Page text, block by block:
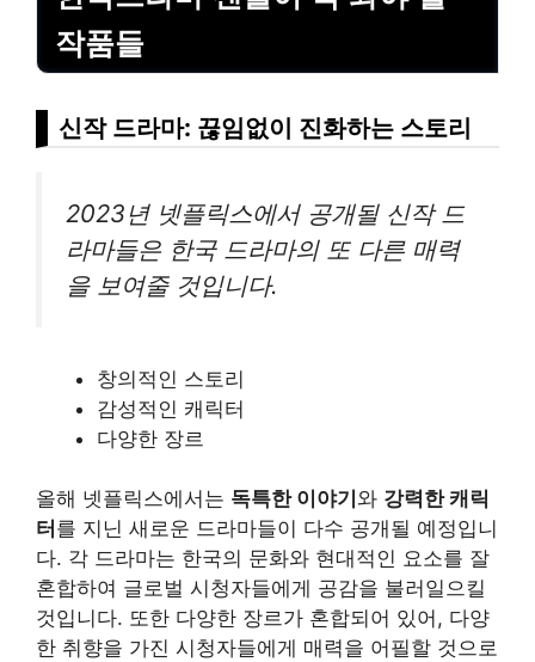
작품들
신작 드라마: 끊임없이 진화하는 스토리
2023년 넷플릭스에서 공개될 신작 드
라마들은 한국 드라마의 또 다른 매력
을 보여줄 것입니다.
창의적인 스토리
감성적인 캐릭터
다양한 장르
올해 넷플릭스에서는 독특한 이야기 와 강력한 캐릭
터 를 지닌 새로운 드라마들이 다수 공개될 예정입니
다. 각 드라마는 한국의 문화와 현대적인 요소를 잘
혼합하여 글로벌 시청자들에게 공감을 불러일으킬
것입니다. 또한 다양한 장르가 혼합되어 있어, 다양
한 취향을 가진 시청자들에게 매력을 어필할 것으로